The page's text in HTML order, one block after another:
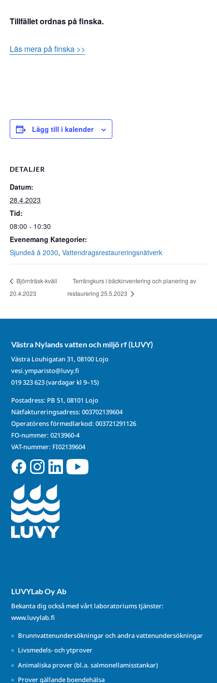
Tillfället ordnas på finska.
Läs mera på finska >>
Lägg till i kalender
DETALJER
Datum:
28.4.2023
Tid:
08:00 - 10:30
Evenemang Kategorier:
Sjundeå å 2030, Vattendragsrestaureringsnätverk
Björnträsk-kväll
20.4.2023
Terrängkurs i bäckinventering och planering av
restaurering 25.5.2023
Västra Nylands vatten och miljö rf (LUVY)
Västra Louhigatan 31, 08100 Lojo
vesi.ymparisto@luvy.fi
019 323 623(vardagar kl 9–15)
Postadress: PB 51, 08101 Lojo
Nätfaktureringsadress: 003702139604
Operatörens förmedlarkod: 003721291126
FO-nummer: 0213960-4
VAT-nummer: FI02139604
LUVYLab Oy Ab
Bekanta dig också med vårt laboratoriums tjänster:
www.luvylab.fi
Brunnvattenundersökningar och andra vattenundersökningar
Livsmedels- och ytprover
Animaliska prover (bl.a. salmonellamisstankar)
Prover gällande boendehälsa